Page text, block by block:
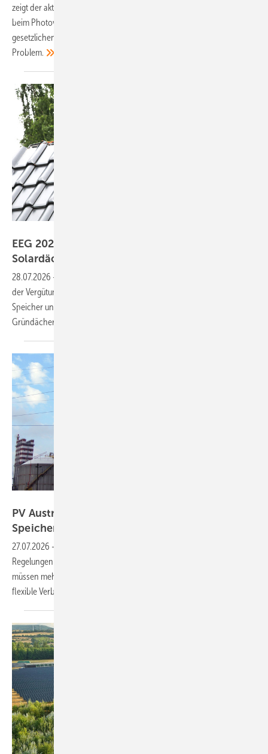
zeigt der aktuelle Energiewende-Monitor des DIW Berlin. Besonders
beim Photovoltaikausbau schwindet der Vorsprung auf den
gesetzlichen Zielpfad – und das ist allerdings nicht das einzige
Problem.
EEG 2027: ZVDH warnt vor Einbruch bei
Solardächern
28.07.2026 -
der Vergütung ausgebremst werden. Er fordert gezielte Anreize für
Speicher und stärkere Förderung von Solaranlagen auf
Gründächern.
PV Austria fordert verbesserte Netzentgelte für
Speicher und flexible
27.07.2026 -
Regelungen für die Netznutzungskosten reichen nicht aus. Vor allem
müssen mehr Speicher von Entgelten befreit und die Rabatte für
flexible Verbraucher erhöht